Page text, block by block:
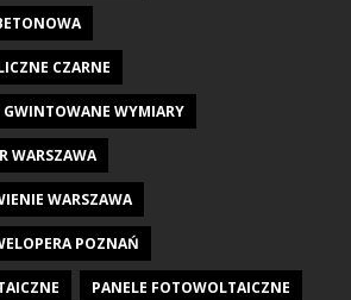
CZARNE
WYMIARY
WARSZAWA
WARSZAWA
POZNAŃ
PANELE FOTOWOLTAICZNE